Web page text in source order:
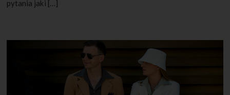
pytania jaki […]